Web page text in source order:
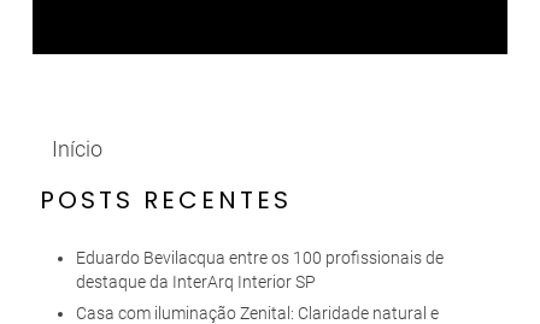
Início
POSTS RECENTES
Eduardo Bevilacqua entre os 100 profissionais de
destaque da InterArq Interior SP
Casa com iluminação Zenital: Claridade natural e